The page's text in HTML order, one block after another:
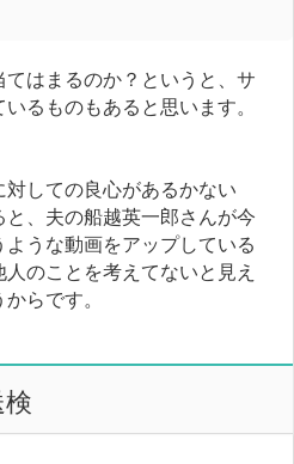
はまるのか？というと、サ
るものもあると思います。
しての良心があるかない
、夫の船越英一郎さんが今
うな動画をアップしている
のことを考えてないと見え
らです。